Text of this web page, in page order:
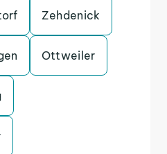
Zehdenick
Ottweiler